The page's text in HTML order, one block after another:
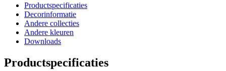
Productspecificaties
Decorinformatie
Andere collecties
Andere kleuren
Downloads
Productspecificaties